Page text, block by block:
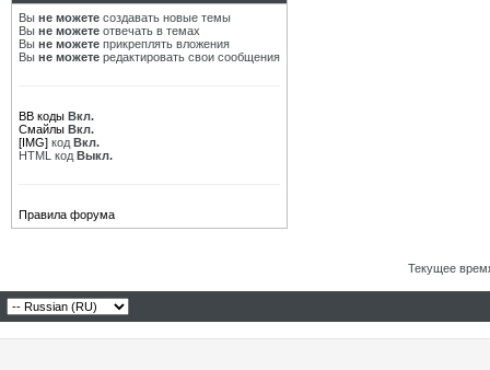
Вы не можете создавать новые темы
Вы не можете отвечать в темах
Вы не можете прикреплять вложения
Вы не можете редактировать свои сообщения
BB коды Вкл.
Смайлы Вкл.
[IMG] код Вкл.
HTML код Выкл.
Правила форума
Текущее